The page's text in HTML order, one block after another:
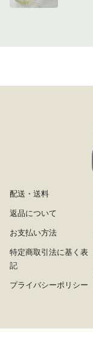
配送・送料
返品について
お支払い方法
特定商取引法に基く表
記
プライバシーポリシー